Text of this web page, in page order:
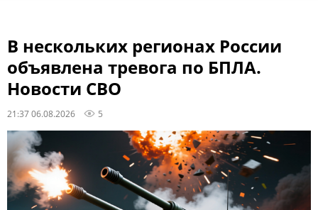
В нескольких регионах России
объявлена тревога по БПЛА.
Новости СВО
21:37 06.08.2026 5